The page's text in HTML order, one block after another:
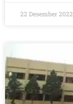
22 Desember 2022